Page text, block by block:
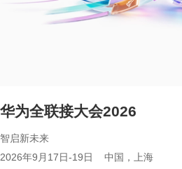
华为全联接大会2026
智启新未来
2026年9月17日-19日 中国，上海